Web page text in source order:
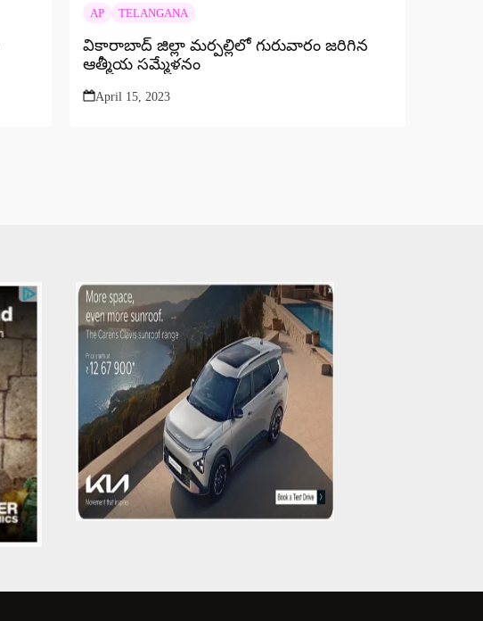
AP TELANGANA
వికారాబాద్ జిల్లా మర్పల్లిలో గురువారం జరిగిన
ఆత్మీయ సమ్మేళనం
April 15, 2023